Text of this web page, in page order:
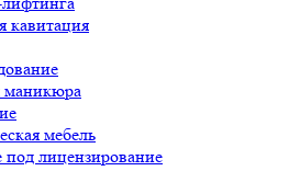
кавитация
маникюра
мебель
лицензирование